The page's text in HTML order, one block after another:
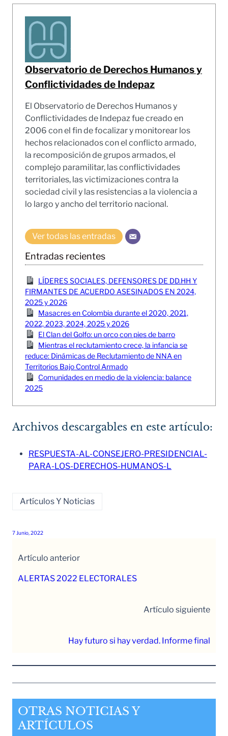
Observatorio de Derechos Humanos y
Conflictividades de Indepaz
El Observatorio de Derechos Humanos y
Conflictividades de Indepaz fue creado en
2006 con el fin de focalizar y monitorear los
hechos relacionados con el conflicto armado,
la recomposición de grupos armados, el
complejo paramilitar, las conflictividades
territoriales, las victimizaciones contra la
sociedad civil y las resistencias a la violencia a
lo largo y ancho del territorio nacional.
Ver todas las entradas
Entradas recientes
LÍDERES SOCIALES, DEFENSORES DE DD.HH Y
FIRMANTES DE ACUERDO ASESINADOS EN 2024,
2025 y 2026
Masacres en Colombia durante el 2020, 2021,
2022, 2023, 2024, 2025 y 2026
El Clan del Golfo: un orco con pies de barro
Mientras el reclutamiento crece, la infancia se
reduce: Dinámicas de Reclutamiento de NNA en
Territorios Bajo Control Armado
Comunidades en medio de la violencia: balance
2025
Archivos descargables en este artículo:
RESPUESTA-AL-CONSEJERO-PRESIDENCIAL-
PARA-LOS-DERECHOS-HUMANOS-L
Artículos Y Noticias
7 Junio, 2022
Artículo anterior
ALERTAS 2022 ELECTORALES
Artículo siguiente
Hay futuro si hay verdad. Informe final
OTRAS NOTICIAS Y
ARTÍCULOS